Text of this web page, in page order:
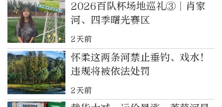
2026百队杯场地巡礼③︱肖家
河、四季曙光赛区
2天前
怀柔这两条河禁止垂钓、戏水！
违规将被依法处罚
2天前